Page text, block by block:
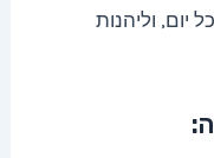
יום, וליהנות